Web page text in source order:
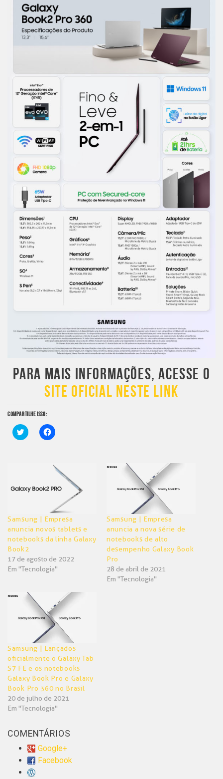
PARA MAIS INFORMAÇÕES, ACESSE O
SITE OFICIAL NESTE LINK
COMPARTILHE ISSO:
Clique
para
Clique
para
em
nova
janela)
Samsung | Empresa
anuncia novos tablets e
notebooks da linha Galaxy
Book2
17 de agosto de 2022
Em "Tecnologia"
Samsung | Empresa
anuncia a nova série de
notebooks de alto
desempenho Galaxy Book
Pro
28 de abril de 2021
Em "Tecnologia"
Samsung | Lançados
oficialmente o Galaxy Tab
S7 FE e os notebooks
Galaxy Book Pro e Galaxy
Book Pro 360 no Brasil
20 de julho de 2021
Em "Tecnologia"
COMENTÁRIOS
Google+
Facebook